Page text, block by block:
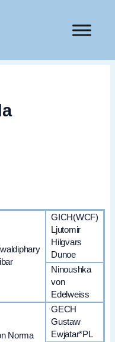
GICH(WCF)
Ljutomir
Hilgvars
Dunoe
Ninoushka
von
Edelweiss
Norma
GECH
Gustaw
Ewjatar*PL